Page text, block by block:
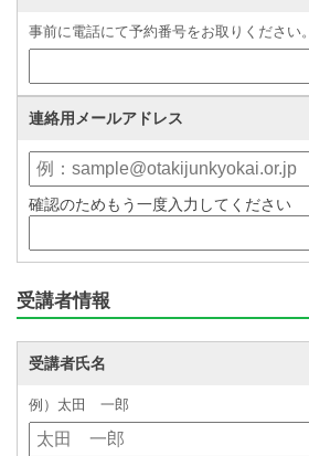
事前に電話にて予約番号をお取りください。
連絡用メールアドレス
確認のためもう一度入力してください
受講者情報
受講者氏名
例）太田 一郎